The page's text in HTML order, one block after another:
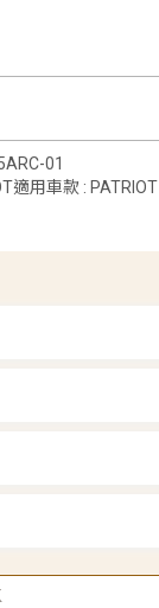
01
適用車款 : PATRIOT